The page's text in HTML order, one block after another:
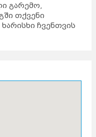
გარემო,
თქვენი
ჩვენთვის